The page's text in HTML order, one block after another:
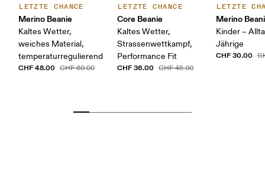
LETZTE CHANCE
Merino Beanie
Kaltes Wetter,
weiches Material,
temperaturregulierend
CHF 48.00 CHF 60.00
LETZTE CHANCE
Core Beanie
Kaltes Wetter,
Strassenwettkampf,
Performance Fit
CHF 36.00 CHF 45.00
LETZTE
Merino
Kinder –
Jährige
CHF 30.00